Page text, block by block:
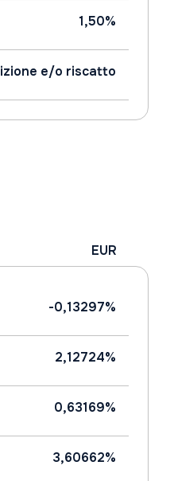
1,50%
e/o riscatto
EUR
-0,13297%
2,12724%
0,63169%
3,60662%